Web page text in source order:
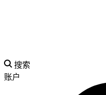
搜索
账户